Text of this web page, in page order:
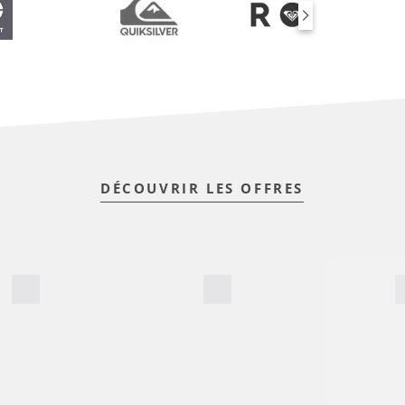
DÉCOUVRIR LES OFFRES